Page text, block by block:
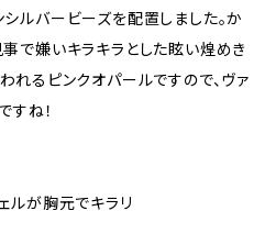
ルバービーズを配置しました。か
で嫌いキラキラとした眩い煌めき
れるピンクオパールですので、ヴァ
すね！
ルが胸元でキラリ